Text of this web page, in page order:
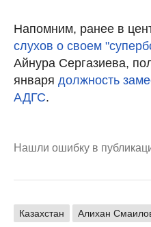
Напомним, ранее в
слухов о своем
Айнура Сергазиева,
января должность
АДГС.
Нашли ошибку в
Казахстан Алихан